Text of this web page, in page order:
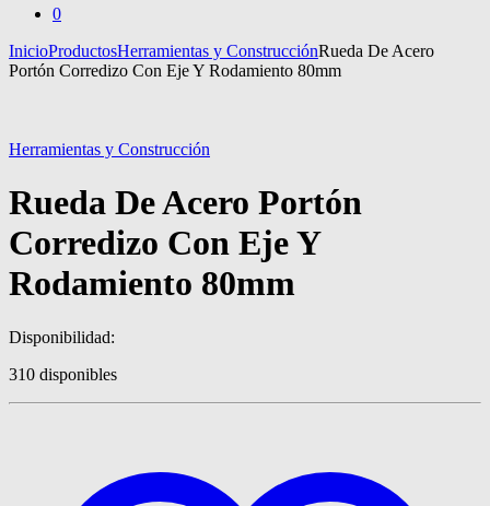
0
InicioProductosHerramientas y ConstrucciónRueda De Acero
Portón Corredizo Con Eje Y Rodamiento 80mm
Herramientas y Construcción
Rueda De Acero Portón
Corredizo Con Eje Y
Rodamiento 80mm
Disponibilidad:
310 disponibles